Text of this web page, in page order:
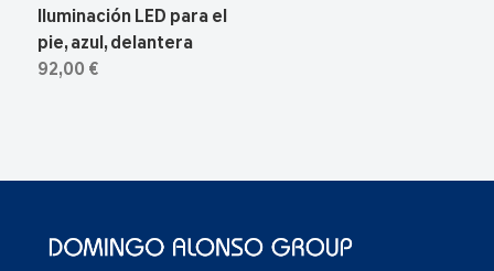
Iluminación LED para el
pie, azul, delantera
92,00 €